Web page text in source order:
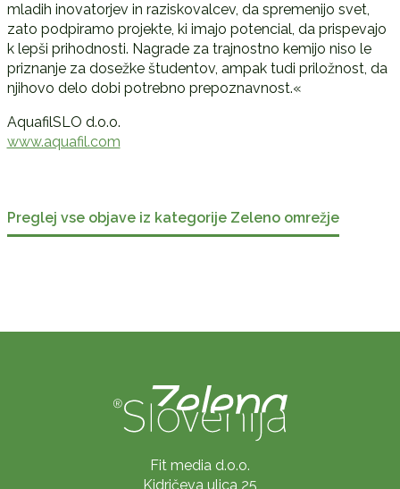
mladih inovatorjev in raziskovalcev, da spremenijo svet,
zato podpiramo projekte, ki imajo potencial, da prispevajo
k lepši prihodnosti. Nagrade za trajnostno kemijo niso le
priznanje za dosežke študentov, ampak tudi priložnost, da
njihovo delo dobi potrebno prepoznavnost.«
AquafilSLO d.o.o.
www.aquafil.com
Preglej vse objave iz kategorije Zeleno omrežje
Fit media d.o.o.
Kidričeva ulica 25